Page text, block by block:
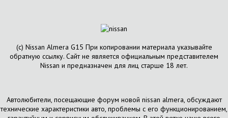
(с) Nissan Almera G15 При копировании материала указывайте
обратную ссылку. Сайт не является официальным представителем
Nissan и предназначен для лиц старше 18 лет.
Автолюбители, посещающие форум новой nissan almera, обсуждают
технические характеристики авто, проблемы с его функционированием,